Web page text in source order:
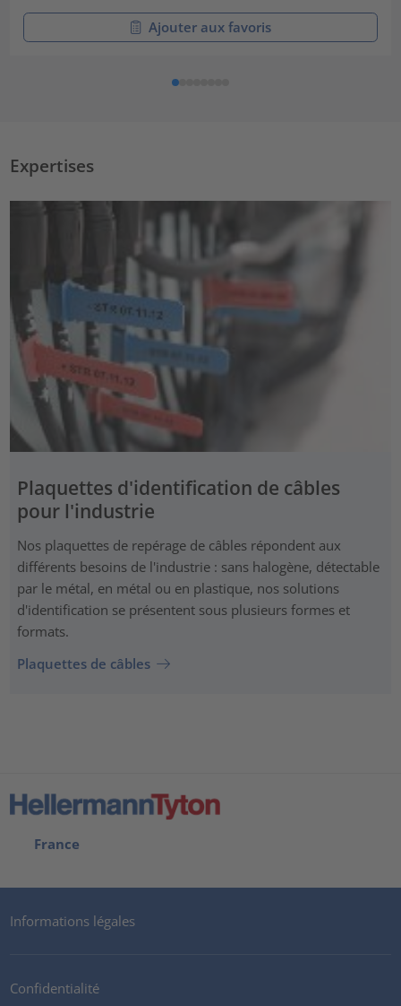
Ajouter aux favoris
Expertises
Plaquettes d'identification de câbles
pour l'industrie
Nos plaquettes de repérage de câbles répondent aux
différents besoins de l'industrie : sans halogène, détectable
par le métal, en métal ou en plastique, nos solutions
d'identification se présentent sous plusieurs formes et
formats.
Plaquettes de câbles
France
Informations légales
Confidentialité